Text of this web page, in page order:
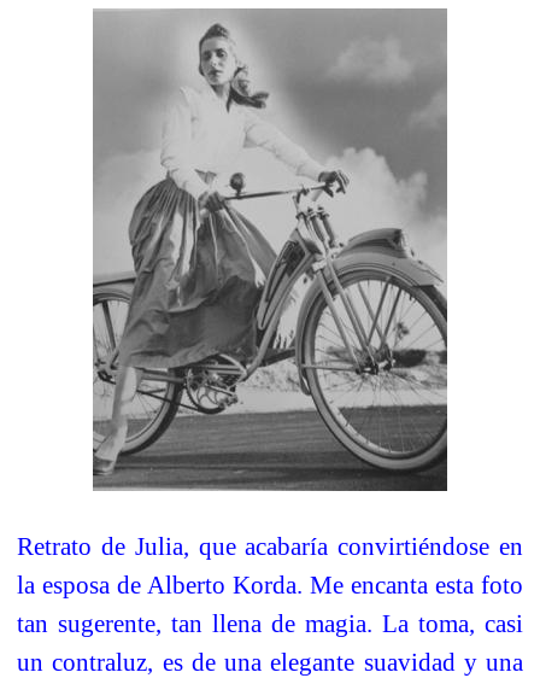
Retrato de Julia, que acabaría convirtiéndose en
la esposa de Alberto Korda. Me encanta esta foto
tan sugerente, tan llena de magia. La toma, casi
un contraluz, es de una elegante suavidad y una